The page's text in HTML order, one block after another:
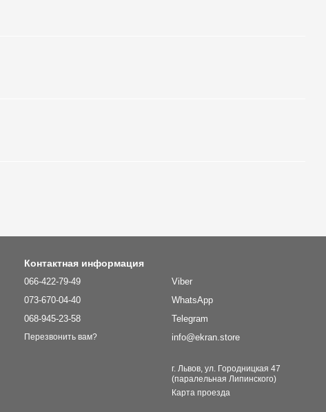
Контактная информация
066-422-79-49
073-670-04-40
068-945-23-58
Перезвонить вам?
Viber
WhatsApp
Telegram
info@ekran.store
г. Львов, ул. Городницкая 47
(паралельная Липинского)
Карта проезда